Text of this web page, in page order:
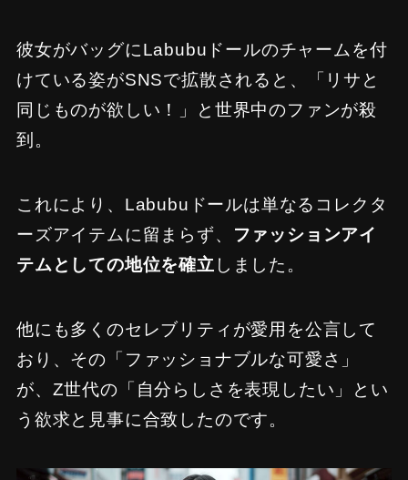
彼女がバッグにLabubuドールのチャームを付
けている姿がSNSで拡散されると、「リサと
同じものが欲しい！」と世界中のファンが殺
到。
これにより、Labubuドールは単なるコレクタ
ーズアイテムに留まらず、
ファッションアイ
テムとしての地位を確立 しました。
他にも多くのセレブリティが愛用を公言して
おり、その「ファッショナブルな可愛さ」
が、Z世代の「自分らしさを表現したい」とい
う欲求と見事に合致したのです。